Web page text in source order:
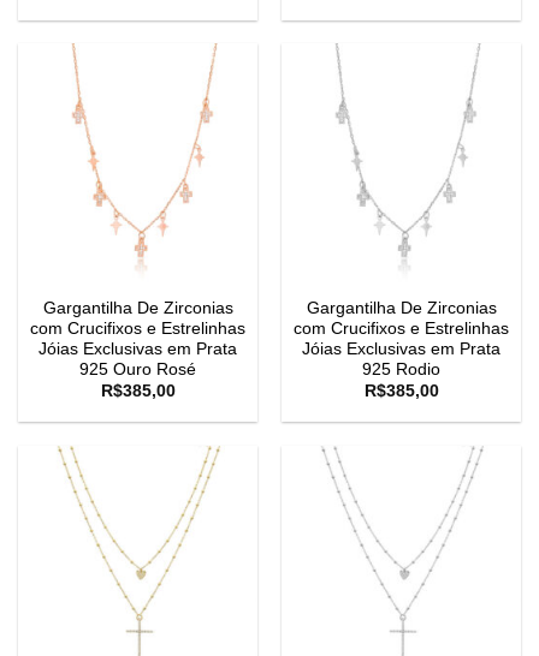
Gargantilha De Zirconias
com Crucifixos e Estrelinhas
Jóias Exclusivas em Prata
925 Ouro Rosé
R$385,00
Gargantilha De Zirconias
com Crucifixos e Estrelinhas
Jóias Exclusivas em Prata
925 Rodio
R$385,00